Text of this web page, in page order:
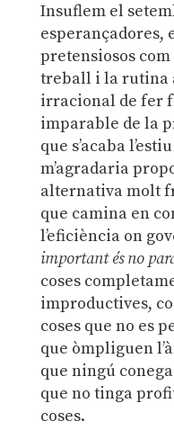
Insuflem el
esperançadores,
pretensiosos
treball i la rutina
irracional de fer
imparable de la
que s’acaba
m’agradaria
alternativa molt
que camina en
l’eficiència on
important és no
coses
improductives,
coses que no es
que òmpliguen
que ningú
que no tinga
coses.